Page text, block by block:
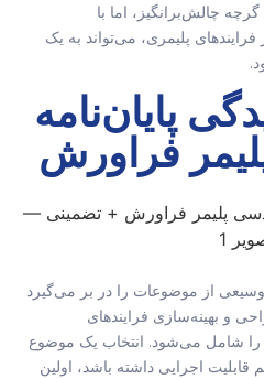
چالش‌برانگیز، اما با
پلیمری، می‌تواند به یک
پایان‌نامه
فراورش
از موضوعات را در بر می‌گیرد
و بهینه‌سازی فرایندهای
شامل می‌شود. انتخاب یک موضوع
اجرایی داشته باشد، اولین